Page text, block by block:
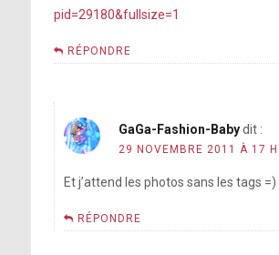
pid=29180&fullsize=1
RÉPONDRE
GaGa-Fashion-Baby dit :
29 NOVEMBRE 2011 À 17
Et j’attend les photos sans les tags =)
RÉPONDRE